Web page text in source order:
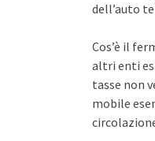
dell’auto
Cos’è il
altri enti
tasse non
mobile